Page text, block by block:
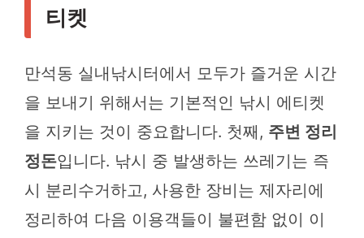
티켓
만석동 실내낚시터에서 모두가 즐거운 시간
을 보내기 위해서는 기본적인 낚시 에티켓
을 지키는 것이 중요합니다. 첫째, 주변 정리
정돈입니다. 낚시 중 발생하는 쓰레기는 즉
시 분리수거하고, 사용한 장비는 제자리에
정리하여 다음 이용객들이 불편함 없이 이